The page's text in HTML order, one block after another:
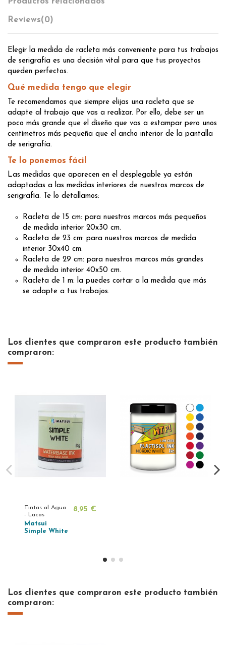
Reviews(0)
Elegir la medida de racleta más conveniente para tus trabajos
de serigrafía es una decisión vital para que tus proyectos
queden perfectos.
Qué medida tengo que elegir
Te recomendamos que siempre elijas una racleta que se
adapte al trabajo que vas a realizar. Por ello, debe ser un
poco más grande que el diseño que vas a estampar pero unos
centímetros más pequeña que el ancho interior de la pantalla
de serigrafía.
Te lo ponemos fácil
Las medidas que aparecen en el desplegable ya están
adaptadas a las medidas interiores de nuestros marcos de
serigrafía. Te lo detallamos:
Racleta de 15 cm: para nuestros marcos más pequeños
de medida interior 20x30 cm.
Racleta de 23 cm: para nuestros marcos de medida
interior 30x40 cm.
Racleta de 29 cm: para nuestros marcos más grandes
de medida interior 40x50 cm.
Racleta de 1 m: la puedes cortar a la medida que más
se adapte a tus trabajos.
Los clientes que compraron este producto también
compraron:
Tintas al Agua
- Lacas
Matsui
Simple White
8,95 €
Los clientes que compraron este producto también
compraron: